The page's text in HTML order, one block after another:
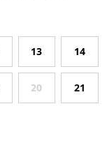
13 14
20 21